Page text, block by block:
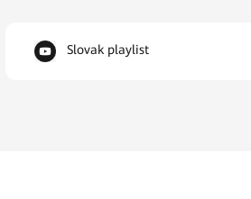
Slovak playlist